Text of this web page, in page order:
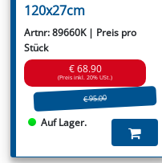
120x27cm
Artnr: 89660K | Preis pro
Stück
€ 68.90
(Preis inkl. 20% USt.)
€ 95.00
Auf Lager.